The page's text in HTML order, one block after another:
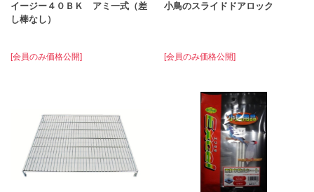
イージー４０ＢＫ アミ一式（差
し棒なし）
[会員のみ価格公開]
小鳥のスライドドアロック
[会員のみ価格公開]